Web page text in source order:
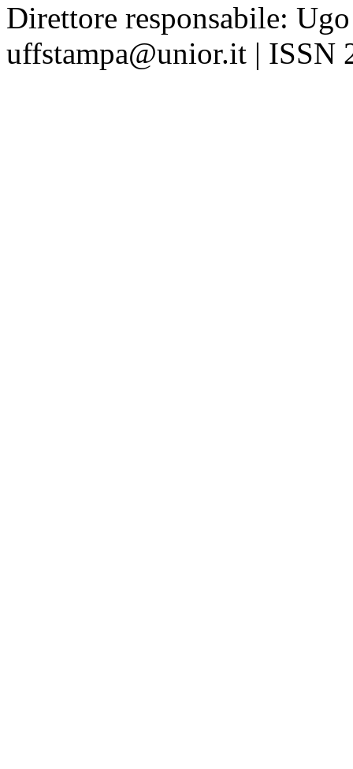
Direttore responsabile:
uffstampa@unior.it | ISSN